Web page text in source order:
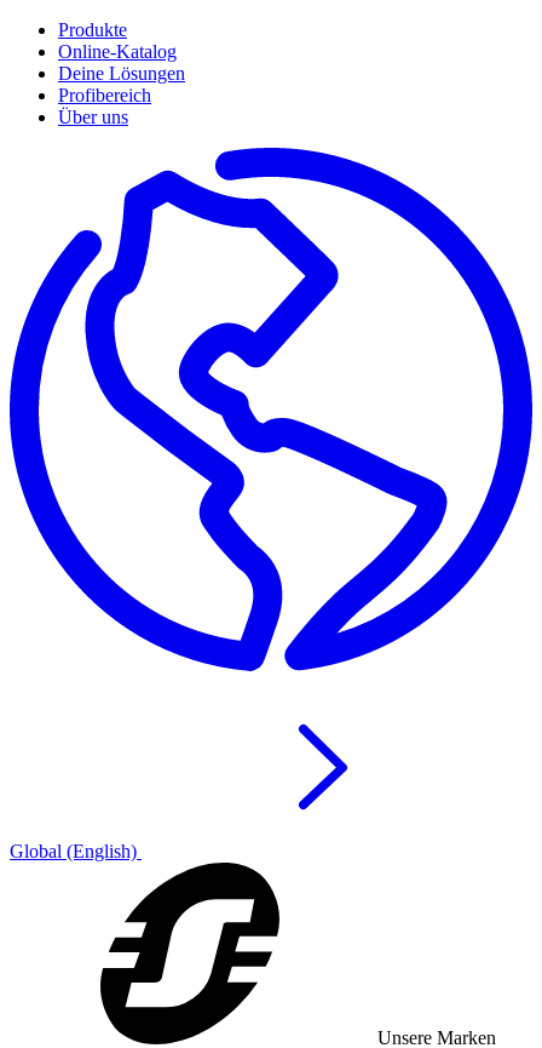
Produkte
Online-Katalog
Deine Lösungen
Profibereich
Über uns
Global (English)
Unsere Marken